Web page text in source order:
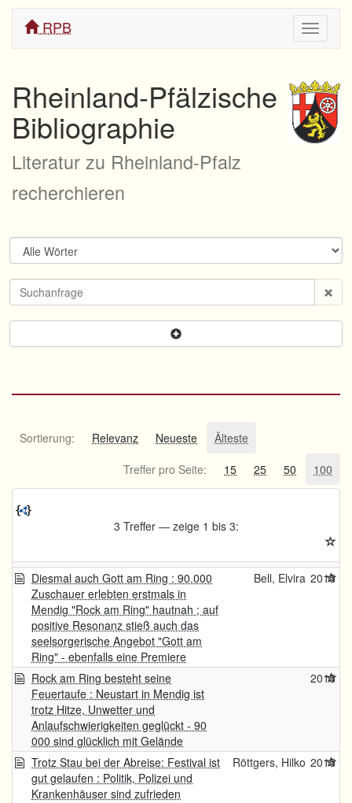
ein/
RPB
Rheinland-Pfälzische
Bibliographie
Literatur zu Rheinland-Pfalz
recherchieren
Sortierung: Relevanz Neueste
Älteste
Treffer pro Seite:
15 25 50 100
3 Treffer — zeige 1 bis 3:
Diesmal auch Gott am Ring : 90.000
Zuschauer erlebten erstmals in
Mendig "Rock am Ring" hautnah ; auf
positive Resonanz stieß auch das
seelsorgerische Angebot "Gott am
Ring" - ebenfalls eine Premiere
Bell, Elvira 2015
Rock am Ring besteht seine
Feuertaufe : Neustart in Mendig ist
trotz Hitze, Unwetter und
Anlaufschwierigkeiten geglückt - 90
000 sind glücklich mit Gelände
2015
Trotz Stau bei der Abreise: Festival ist
gut gelaufen : Politik, Polizei und
Krankenhäuser sind zufrieden
Röttgers, Hilko 2015